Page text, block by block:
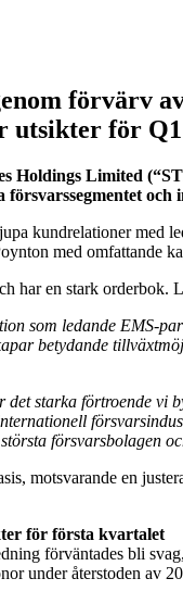
förvärv
utsikter för Q1
Holdings Limited
och
kundrelationer
med omfattande
har en stark orderbok.
som ledande
betydande
starka förtroende
försvarsbolagen
motsvarande en
för första kvartalet
förväntades bli
under återstoden av